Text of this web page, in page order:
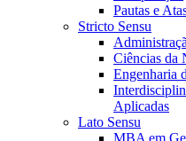
Pautas e
Stricto Sensu
Ciências da
Engenharia
Aplicadas
Lato Sensu
MBA em